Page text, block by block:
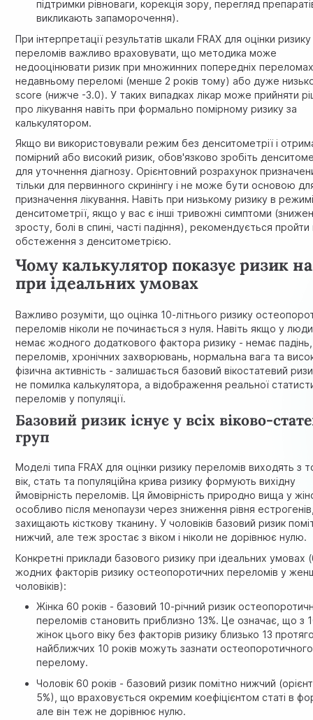
підтримки рівноваги, корекція зору, перегляд
викликають запаморочення).
При інтерпретації результатів шкали FRAX для оцінки ризику
переломів важливо враховувати, що методика може
недооцінювати ризик при множинних попередніх
недавньому переломі (менше 2 років тому) або дуже
score (нижче -3.0). У таких випадках лікар може прийняти
про лікування навіть при формально помірному ризику за
калькулятором.
Якщо ви використовували режим без денситометрії і
помірний або високий ризик, обов'язково зробіть
для уточнення діагнозу. Орієнтовний розрахунок
тільки для первинного скринінгу і не може бути основою
призначення лікування. Навіть при низькому ризику в
денситометрії, якщо у вас є інші тривожні симптоми
зросту, болі в спині, часті падіння), рекомендується
обстеження з денситометрією.
Чому калькулятор показує ризик
при ідеальних умовах
Важливо розуміти, що оцінка 10-літнього ризику
переломів ніколи не починається з нуля. Навіть якщо у
немає жодного додаткового фактора ризику - немає падінь,
переломів, хронічних захворювань, нормальна вага та
фізична активність - залишається базовий вікостатевий
не помилка калькулятора, а відображення реальної
переломів у популяції.
Базовий ризик існує у всіх віково-
груп
Моделі типа FRAX для оцінки ризику переломів виходять з
вік, стать та популяційна крива ризику формують вихідну
ймовірність переломів. Ця ймовірність природно вища у
особливо після менопаузи через зниження рівня естрогенів,
захищають кісткову тканину. У чоловіків базовий ризик
нижчий, але теж зростає з віком і ніколи не дорівнює нулю.
Конкретні приклади базового ризику при ідеальних умовах
жодних факторів ризику остеопоротичних переломів у
чоловіків):
Жінка 60 років - базовий 10-річний ризик
переломів становить приблизно 13%. Це означає, що з
жінок цього віку без факторів ризику близько 13
найближчих 10 років можуть зазнати остеопоротичного
перелому.
Чоловік 60 років - базовий ризик помітно нижчий
5%), що враховується окремим коефіцієнтом статі в
але він теж не дорівнює нулю.